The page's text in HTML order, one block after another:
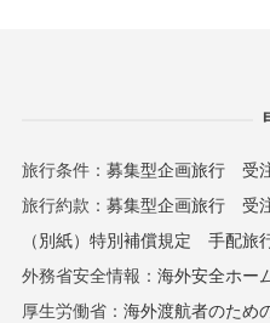
旅行条件： 募集型企画旅行
受
旅行約款： 募集型企画旅行
受
（別紙）特別補償規定
手配旅
外務省安全情報： 海外安全ホー
厚生労働省： 海外渡航者のため